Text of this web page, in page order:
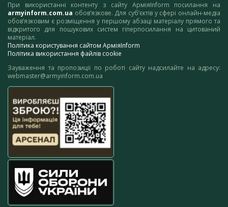
При використанні контенту з сайту АрміяInform посилання на
armyinform.com.ua обов’язкове. Для суб’єктів у сфері онлайн-медіа
обов’язковим є розміщення у першому абзаці матеріалу прямого та
відкритого для пошукових систем гіперпосилання на цитований
матеріал.
Політика користування сайтом АрміяInform
Політика використання файлів cookie
Зауваження та пропозиції по роботі сайту надсилайте на адресу:
webmaster@armyinform.com.ua